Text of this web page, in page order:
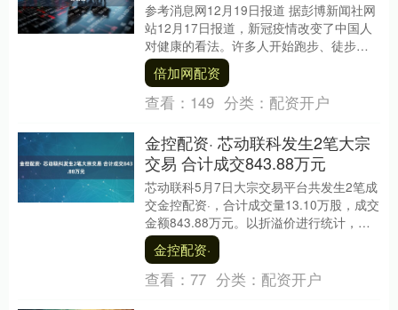
参考消息网12月19日报道 据彭博新闻社网
站12月17日报道，新冠疫情改变了中国人
对健康的看法。许多人开始跑步、徒步旅
行或打网球倍加网配资，这影响了他们的
生活方....
倍加网配资
查看： 149 分类： 配资开户
金控配资· 芯动联科发生2笔大宗
交易 合计成交843.88万元
芯动联科5月7日大宗交易平台共发生2笔成
交金控配资·，合计成交量13.10万股，成交
金额843.88万元。以折溢价进行统计，今
日有1笔为折价交易，折价率最高达2....
金控配资·
查看： 77 分类： 配资开户